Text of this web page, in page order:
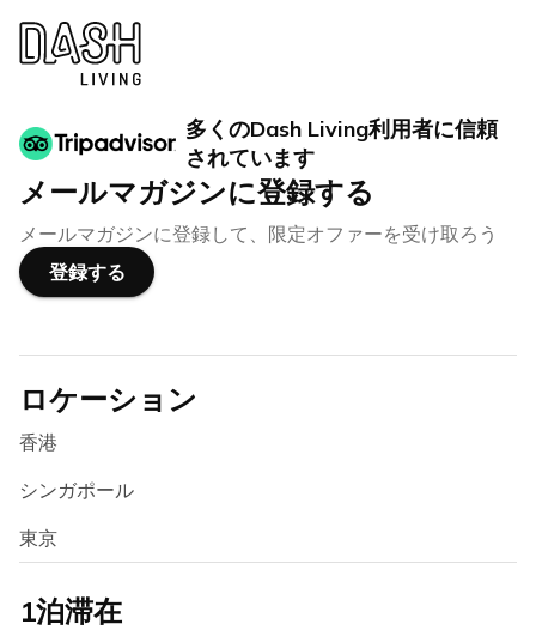
多くのDash Living利用者に信頼
されています
メールマガジンに登録する
メールマガジンに登録して、限定オファーを受け取ろう
登録する
ロケーション
香港
シンガポール
東京
1泊滞在